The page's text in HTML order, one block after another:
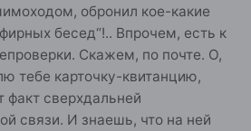
обронил кое-какие
бесед“!.. Впрочем, есть к
Скажем, по почте. О,
тебе карточку-квитанцию,
факт сверхдальней
связи. И знаешь, что на ней